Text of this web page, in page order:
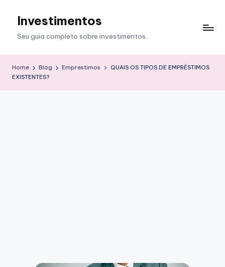
Investimentos
Seu guia completo sobre investimentos.
Home Blog Emprestimos
QUAIS OS TIPOS DE EMPRÉSTIMOS
EXISTENTES?